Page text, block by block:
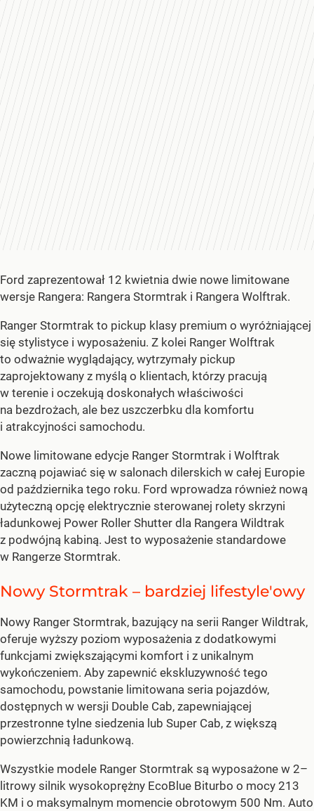
Ford zaprezentował 12 kwietnia dwie nowe limitowane
wersje Rangera: Rangera Stormtrak i Rangera Wolftrak.
Ranger Stormtrak to pickup klasy premium o wyróżniającej
się stylistyce i wyposażeniu. Z kolei Ranger Wolftrak
to odważnie wyglądający, wytrzymały pickup
zaprojektowany z myślą o klientach, którzy pracują
w terenie i oczekują doskonałych właściwości
na bezdrożach, ale bez uszczerbku dla komfortu
i atrakcyjności samochodu.
Nowe limitowane edycje Ranger Stormtrak i Wolftrak
zaczną pojawiać się w salonach dilerskich w całej Europie
od października tego roku. Ford wprowadza również nową
użyteczną opcję elektrycznie sterowanej rolety skrzyni
ładunkowej Power Roller Shutter dla Rangera Wildtrak
z podwójną kabiną. Jest to wyposażenie standardowe
w Rangerze Stormtrak.
Nowy Stormtrak – bardziej lifestyle'owy
Nowy Ranger Stormtrak, bazujący na serii Ranger Wildtrak,
oferuje wyższy poziom wyposażenia z dodatkowymi
funkcjami zwiększającymi komfort i z unikalnym
wykończeniem. Aby zapewnić ekskluzywność tego
samochodu, powstanie limitowana seria pojazdów,
dostępnych w wersji Double Cab, zapewniającej
przestronne tylne siedzenia lub Super Cab, z większą
powierzchnią ładunkową.
Wszystkie modele Ranger Stormtrak są wyposażone w 2–
litrowy silnik wysokoprężny EcoBlue Biturbo o mocy 213
KM i o maksymalnym momencie obrotowym 500 Nm. Auto